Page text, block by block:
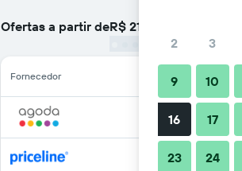
Ofertas a partir deR$ 214
Fornecedor
2 3
9 10
16 17
23 24